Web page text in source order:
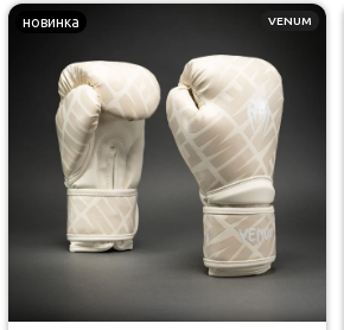
VENUM
новинка